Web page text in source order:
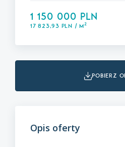
1 150 000 PLN
17 823,93 PLN / m2
pobierz
Opis oferty